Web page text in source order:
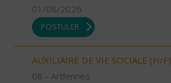
01/08/2026
POSTULER
AUXILIAIRE DE VIE SOCIALE (H/F)
08 - Ardennes